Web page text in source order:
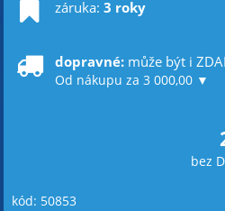
záruka: 3 roky
dopravné: může být i
Od nákupu za 3 000,00 ▼
bez
kód: 50853